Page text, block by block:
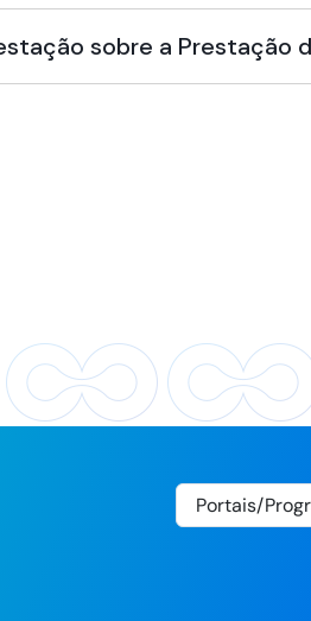
sobre a Prestação